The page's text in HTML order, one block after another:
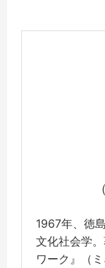
1967年、徳
文化社会学
ワーク』（